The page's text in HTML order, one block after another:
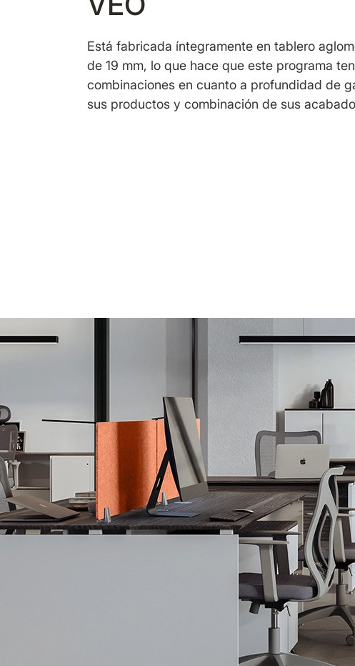
Está fabricada íntegramente en tablero
de 19 mm, lo que hace que este programa
combinaciones en cuanto a profundidad de
sus productos y combinación de sus